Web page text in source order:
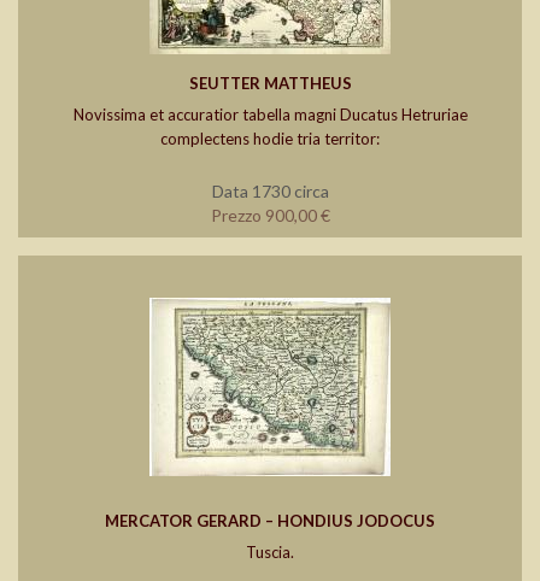
SEUTTER MATTHEUS
Novissima et accuratior tabella magni Ducatus Hetruriae
complectens hodie tria territor:
Data 1730 circa
Prezzo 900,00 €
MERCATOR GERARD – HONDIUS JODOCUS
Tuscia.